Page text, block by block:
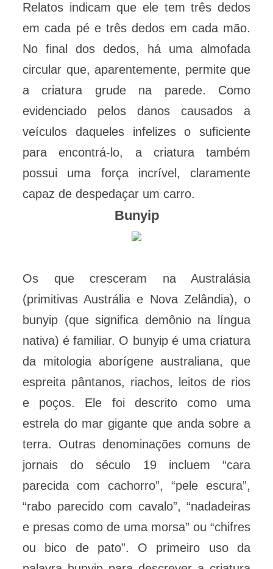
Relatos indicam que ele tem três dedos
em cada pé e três dedos em cada mão.
No final dos dedos, há uma almofada
circular que, aparentemente, permite que
a criatura grude na parede. Como
evidenciado pelos danos causados a
veículos daqueles infelizes o suficiente
para encontrá-lo, a criatura também
possui uma força incrível, claramente
capaz de despedaçar um carro.
Bunyip
Os que cresceram na Australásia
(primitivas Austrália e Nova Zelândia), o
bunyip (que significa demônio na língua
nativa) é familiar. O bunyip é uma criatura
da mitologia aborígene australiana, que
espreita pântanos, riachos, leitos de rios
e poços. Ele foi descrito como uma
estrela do mar gigante que anda sobre a
terra. Outras denominações comuns de
jornais do século 19 incluem “cara
parecida com cachorro”, “pele escura”,
“rabo parecido com cavalo”, “nadadeiras
e presas como de uma morsa” ou “chifres
ou bico de pato”. O primeiro uso da